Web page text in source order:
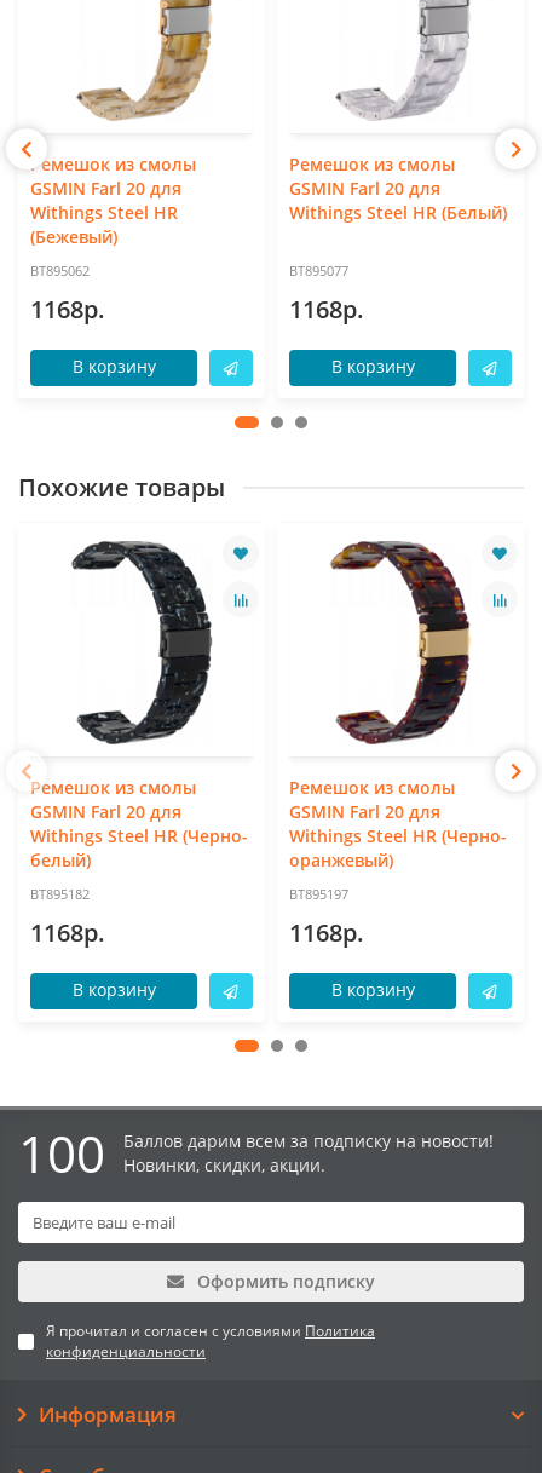
Ремешок из смолы
GSMIN Farl 20 для
Withings Steel HR
(Бежевый)
BT895062
1168р.
В корзину
Ремешок из смолы
GSMIN Farl 20 для
Withings Steel HR (Белый)
BT895077
1168р.
В корзину
Похожие товары
Ремешок из смолы
GSMIN Farl 20 для
Withings Steel HR (Черно-
белый)
BT895182
1168р.
В корзину
Ремешок из смолы
GSMIN Farl 20 для
Withings Steel HR (Черно-
оранжевый)
BT895197
1168р.
В корзину
100
Баллов дарим всем за подписку на новости!
Новинки, скидки, акции.
Оформить подписку
Я прочитал и согласен с условиями Политика
конфиденциальности
Информация